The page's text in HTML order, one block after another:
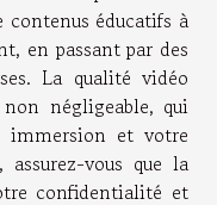
éducatifs à
en passant par des
La qualité vidéo
négligeable, qui
immersion et votre
vous que la
confidentialité et